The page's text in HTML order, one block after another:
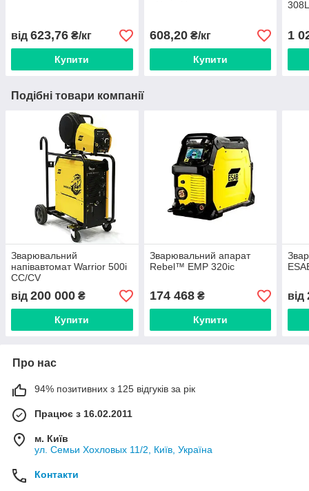
від 623,76 ₴/кг
Купити
608,20₴/кг
Купити
1
Подібні товари компанії
Зварювальний
напівавтомат Warrior 500i
CC/CV
від 200 000 ₴
Купити
Зварювальний апарат
Rebel™ EMP 320ic
174 468₴
Купити
від
Про нас
94% позитивних з 125 відгуків за рік
Працює з 16.02.2011
м. Київ
ул. Семьи Хохловых 11/2, Київ, Україна
Контакти